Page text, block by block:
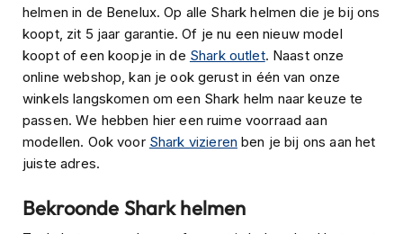
s
s
c
o
o
t
e
r
h
e
m
helmen in de Benelux. Op alle Shark helmen die je bij ons
koopt, zit 5 jaar garantie. Of je nu een nieuw model
koopt of een koopje in de Shark outlet. Naast onze
online webshop, kan je ook gerust in één van onze
winkels langskomen om een Shark helm naar keuze te
passen. We hebben hier een ruime voorraad aan
modellen. Ook voor Shark vizieren ben je bij ons aan het
juiste adres.
Bekroonde Shark helmen